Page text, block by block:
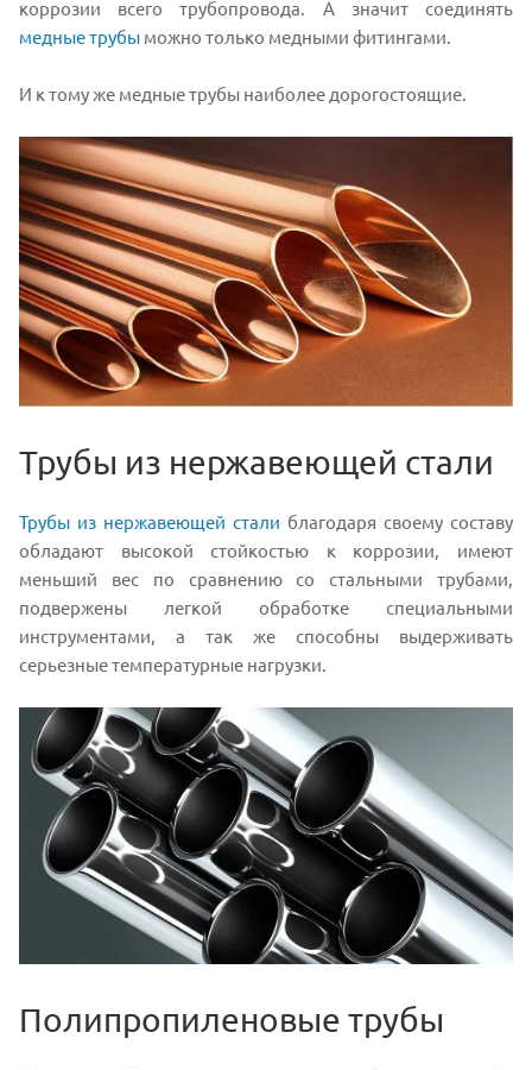
коррозии всего трубопровода. А значит соединять
медные трубы можно только медными фитингами.
И к тому же медные трубы наиболее дорогостоящие.
Трубы из нержавеющей стали
Трубы из нержавеющей стали благодаря своему составу
обладают высокой стойкостью к коррозии, имеют
меньший вес по сравнению со стальными трубами,
подвержены легкой обработке специальными
инструментами, а так же способны выдерживать
серьезные температурные нагрузки.
Полипропиленовые трубы